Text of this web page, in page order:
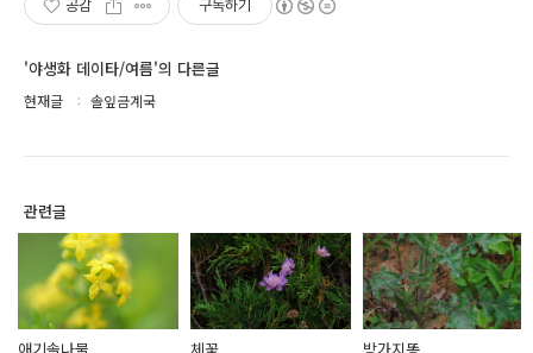
공감 구독하기
'야생화 데이타/여름'의 다른글
현재글 솔잎금계국
관련글